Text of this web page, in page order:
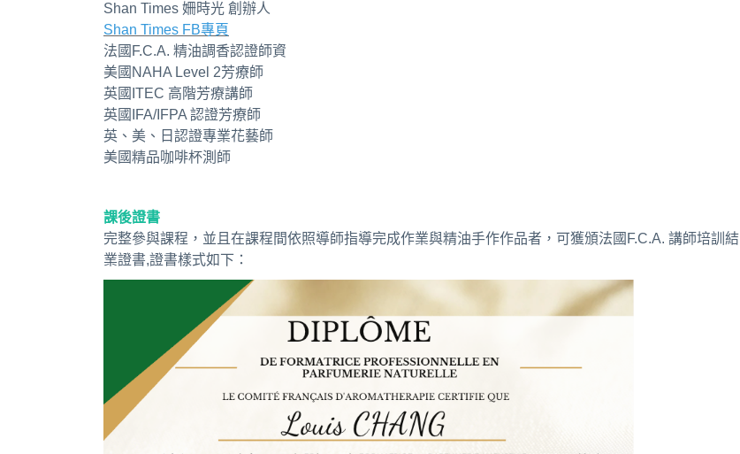
Shan Times 姍時光 創辦人
Shan Times FB專頁
法國F.C.A. 精油調香認證師資
美國NAHA Level 2芳療師
英國ITEC 高階芳療講師
英國IFA/IFPA 認證芳療師
英、美、日認證專業花藝師
美國精品咖啡杯測師
課後證書
完整參與課程，並且在課程間依照導師指導完成作業與精油手作作品者，可獲頒法國F.C.A. 講師培訓結
業證書,證書樣式如下：